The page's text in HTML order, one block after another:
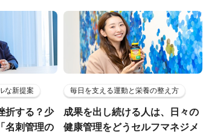
な新提案
折する？少
名刺管理の
毎日を支える運動と栄養の整え方
成果を出し続ける人は、日々の
健康管理をどうセルフマネジメ